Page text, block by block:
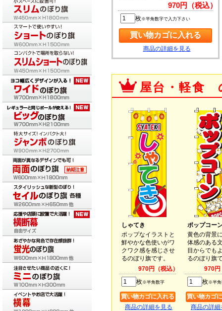
970円（税込）
枚※半角数字で入力下さい
商品の詳細を見る
屋台・軽食
しゃてき
ポップなイラストと
鮮やかな色使いがワ
クワク感を感じさせ
るのぼり旗です。
970円（税込）
枚※半角数字
商品の詳細を見る
ポップコー
黄色の背景
体感のある
目からでも
るのぼり旗
970円
枚※半角
商品の詳細